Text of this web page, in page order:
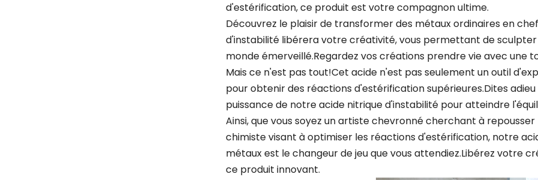
d'estérification, ce produit est votre compagnon ultime.
Découvrez le plaisir de transformer des métaux ordinaires en
d'instabilité libérera votre créativité, vous permettant de
monde émerveillé.Regardez vos créations prendre vie avec une
Mais ce n'est pas tout!Cet acide n'est pas seulement un outil
pour obtenir des réactions d'estérification supérieures.Dites
puissance de notre acide nitrique d'instabilité pour atteindre
Ainsi, que vous soyez un artiste chevronné cherchant à
chimiste visant à optimiser les réactions d'estérification, notre
métaux est le changeur de jeu que vous attendiez.Libérez votre
ce produit innovant.